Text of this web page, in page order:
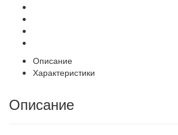
Описание
Характеристики
Описание